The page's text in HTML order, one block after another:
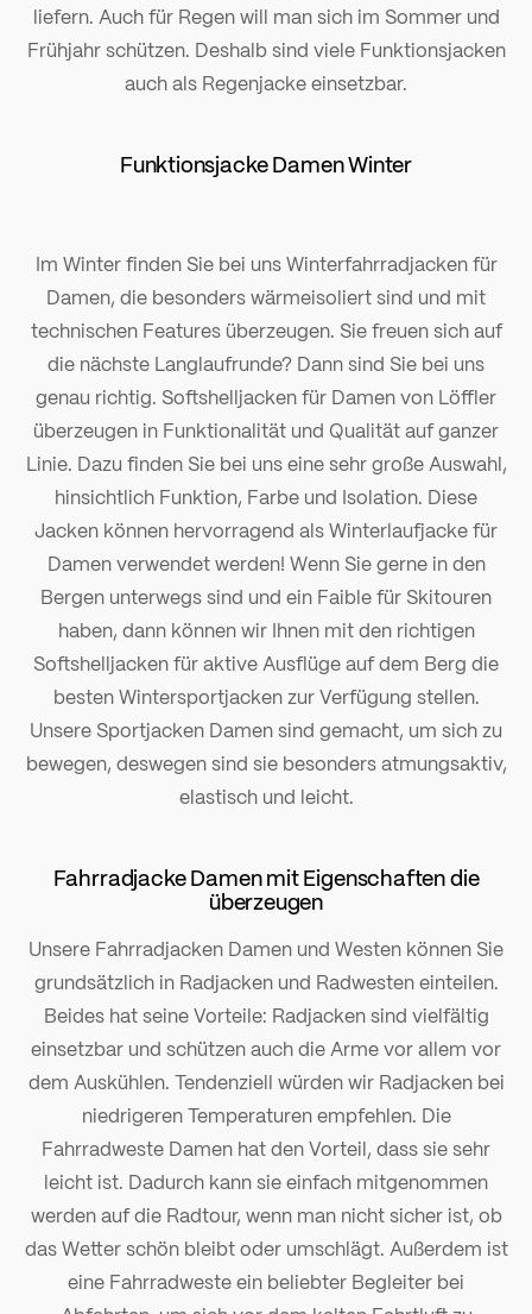
liefern. Auch für Regen will man sich im Sommer und
Frühjahr schützen. Deshalb sind viele Funktionsjacken
auch als Regenjacke einsetzbar.
Funktionsjacke Damen Winter
Im Winter finden Sie bei uns Winterfahrradjacken für
Damen, die besonders wärmeisoliert sind und mit
technischen Features überzeugen. Sie freuen sich auf
die nächste Langlaufrunde? Dann sind Sie bei uns
genau richtig. Softshelljacken für Damen von Löffler
überzeugen in Funktionalität und Qualität auf ganzer
Linie. Dazu finden Sie bei uns eine sehr große Auswahl,
hinsichtlich Funktion, Farbe und Isolation. Diese
Jacken können hervorragend als Winterlaufjacke für
Damen verwendet werden! Wenn Sie gerne in den
Bergen unterwegs sind und ein Faible für Skitouren
haben, dann können wir Ihnen mit den richtigen
Softshelljacken für aktive Ausflüge auf dem Berg die
besten Wintersportjacken zur Verfügung stellen.
Unsere Sportjacken Damen sind gemacht, um sich zu
bewegen, deswegen sind sie besonders atmungsaktiv,
elastisch und leicht.
Fahrradjacke Damen mit Eigenschaften die
überzeugen
Unsere Fahrradjacken Damen und Westen können Sie
grundsätzlich in Radjacken und Radwesten einteilen.
Beides hat seine Vorteile: Radjacken sind vielfältig
einsetzbar und schützen auch die Arme vor allem vor
dem Auskühlen. Tendenziell würden wir Radjacken bei
niedrigeren Temperaturen empfehlen. Die
Fahrradweste Damen hat den Vorteil, dass sie sehr
leicht ist. Dadurch kann sie einfach mitgenommen
werden auf die Radtour, wenn man nicht sicher ist, ob
das Wetter schön bleibt oder umschlägt. Außerdem ist
eine Fahrradweste ein beliebter Begleiter bei